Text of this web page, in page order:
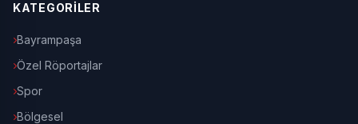
KATEGORİLER
Bayrampaşa
Özel Röportajlar
Spor
Bölgesel